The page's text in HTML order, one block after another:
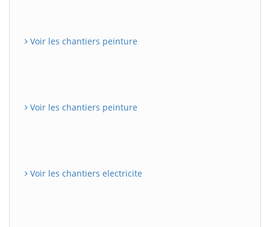
Voir les chantiers peinture
Voir les chantiers peinture
Voir les chantiers electricite